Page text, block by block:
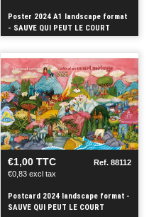
Poster 2024 A1 landscape format
- SAUVE QUI PEUT LE COURT
SEE
+
€1,00 TTC
€0,83 excl tax
Ref. 88112
Postcard 2024 landscape format -
SAUVE QUI PEUT LE COURT